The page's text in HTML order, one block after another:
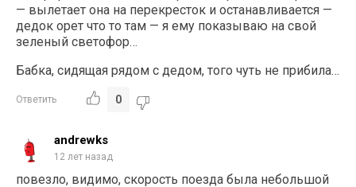
— вылетает она на перекресток и останавливается —
дедок орет что то там — я ему показываю на свой
зеленый светофор…
Бабка, сидящая рядом с дедом, того чуть не прибила…
Ответить 0
andrewks
12 лет назад
повезло, видимо, скорость поезда была небольшой